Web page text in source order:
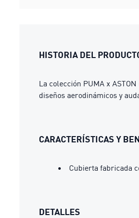
HISTORIA DEL
La colección PUMA x
diseños aerodinámicos y
CARACTERÍSTICAS Y
Cubierta fabricada
DETALLES